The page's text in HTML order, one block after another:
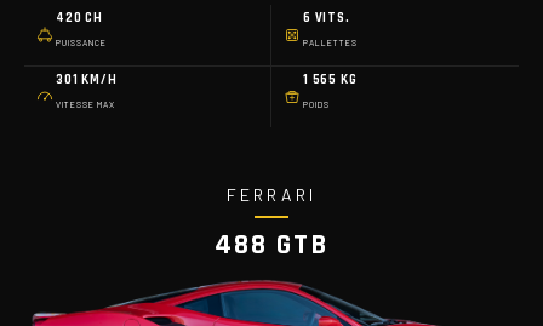
420 CH
PUISSANCE
6 VITS.
PALLETTES
301 KM/H
VITESSE MAX
1 565 KG
POIDS
FERRARI
488 GTB